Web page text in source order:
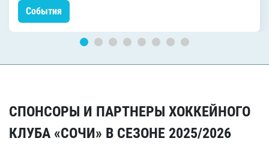
События
СПОНСОРЫ И ПАРТНЕРЫ ХОККЕЙНОГО
КЛУБА «СОЧИ» В СЕЗОНЕ 2025/2026